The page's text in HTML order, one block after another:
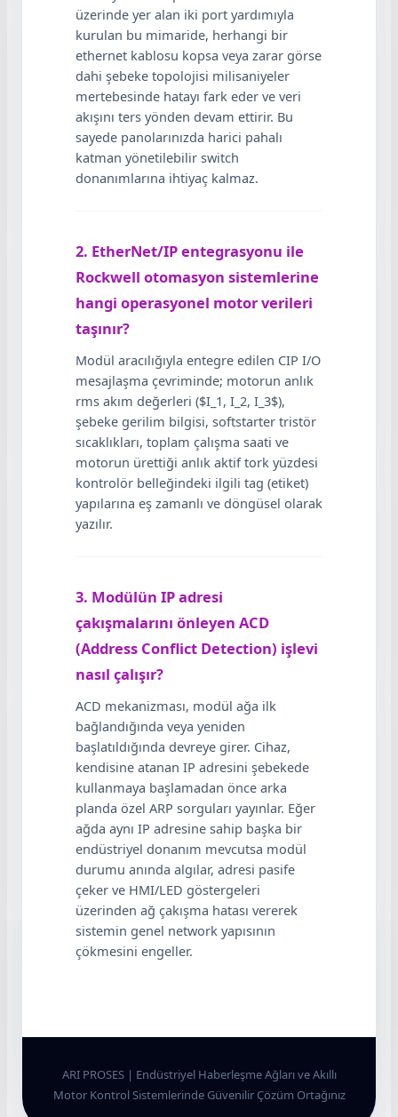
üzerinde yer alan iki port yardımıyla
kurulan bu mimaride, herhangi bir
ethernet kablosu kopsa veya zarar görse
dahi şebeke topolojisi milisaniyeler
mertebesinde hatayı fark eder ve veri
akışını ters yönden devam ettirir. Bu
sayede panolarınızda harici pahalı
katman yönetilebilir switch
donanımlarına ihtiyaç kalmaz.
2. EtherNet/IP entegrasyonu ile
Rockwell otomasyon sistemlerine
hangi operasyonel motor verileri
taşınır?
Modül aracılığıyla entegre edilen CIP I/O
mesajlaşma çevriminde; motorun anlık
rms akım değerleri ($I_1, I_2, I_3$),
şebeke gerilim bilgisi, softstarter tristör
sıcaklıkları, toplam çalışma saati ve
motorun ürettiği anlık aktif tork yüzdesi
kontrolör belleğindeki ilgili tag (etiket)
yapılarına eş zamanlı ve döngüsel olarak
yazılır.
3. Modülün IP adresi
çakışmalarını önleyen ACD
(Address Conflict Detection) işlevi
nasıl çalışır?
ACD mekanizması, modül ağa ilk
bağlandığında veya yeniden
başlatıldığında devreye girer. Cihaz,
kendisine atanan IP adresini şebekede
kullanmaya başlamadan önce arka
planda özel ARP sorguları yayınlar. Eğer
ağda aynı IP adresine sahip başka bir
endüstriyel donanım mevcutsa modül
durumu anında algılar, adresi pasife
çeker ve HMI/LED göstergeleri
üzerinden ağ çakışma hatası vererek
sistemin genel network yapısının
çökmesini engeller.
ARI PROSES | Endüstriyel Haberleşme Ağları ve Akıllı
Motor Kontrol Sistemlerinde Güvenilir Çözüm Ortağınız